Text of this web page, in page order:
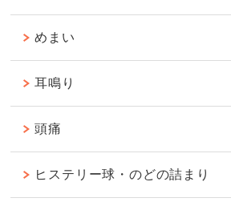
めまい
耳鳴り
頭痛
ヒステリー球・のどの詰まり